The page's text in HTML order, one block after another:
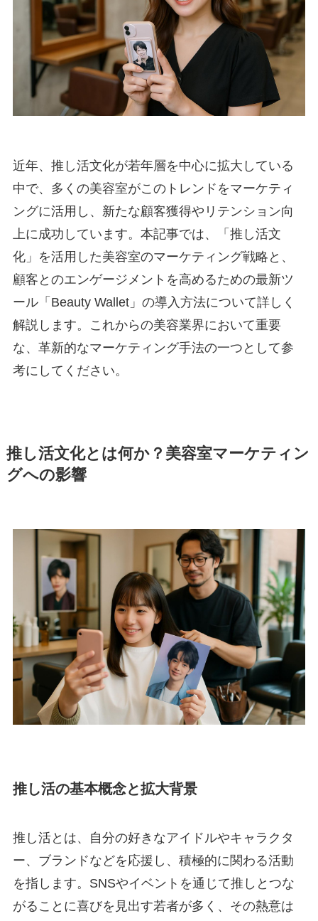
近年、推し活文化が若年層を中心に拡大している
中で、多くの美容室がこのトレンドをマーケティ
ングに活用し、新たな顧客獲得やリテンション向
上に成功しています。本記事では、「推し活文
化」を活用した美容室のマーケティング戦略と、
顧客とのエンゲージメントを高めるための最新ツ
ール「Beauty Wallet」の導入方法について詳しく
解説します。これからの美容業界において重要
な、革新的なマーケティング手法の一つとして参
考にしてください。
推し活文化とは何か？美容室マーケティン
グへの影響
推し活の基本概念と拡大背景
推し活とは、自分の好きなアイドルやキャラクタ
ー、ブランドなどを応援し、積極的に関わる活動
を指します。SNSやイベントを通じて推しとつな
がることに喜びを見出す若者が多く、その熱意は